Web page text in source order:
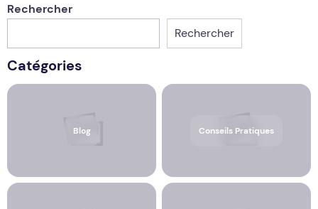
Rechercher
Rechercher
Catégories
Blog Conseils Pratiques